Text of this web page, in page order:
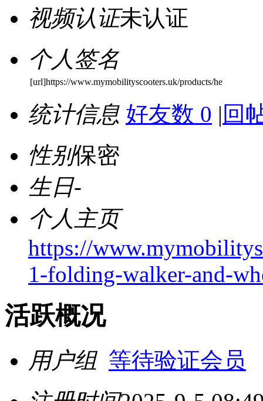
视频认证未认证
个人签名
[url]https://www.mymobilityscooters.uk/products/he
统计信息 好友数 0 | 回
性别保密
生日-
个人主页
https://
1-folding-walker-and-
活跃概况
用户组 等待验证会员